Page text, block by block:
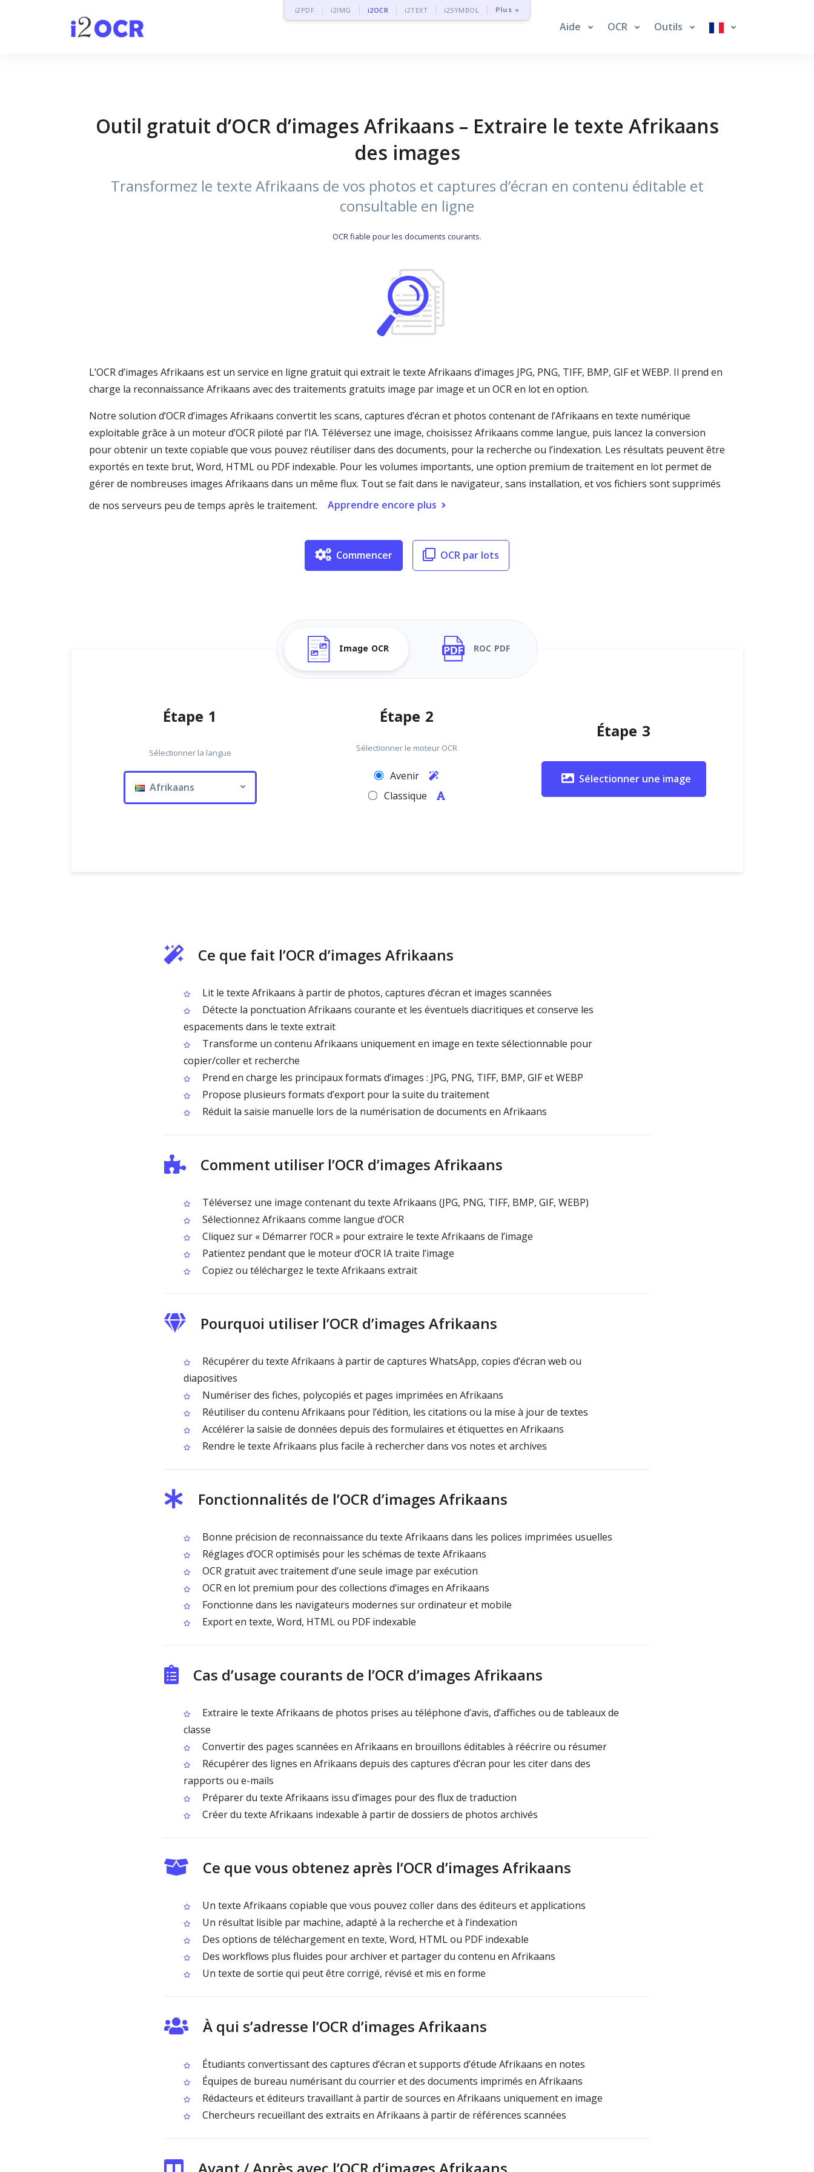
i2PDF i2IMG i2OCR i2TEXT i2SYMBOL Plus »
Aide OCR Outils
Outil gratuit d’OCR d’images Afrikaans – Extraire le texte Afrikaans
des images
Transformez le texte Afrikaans de vos photos et captures d’écran en contenu éditable et
consultable en ligne
OCR fiable pour les documents courants.
L’OCR d’images Afrikaans est un service en ligne gratuit qui extrait le texte Afrikaans d’images JPG, PNG, TIFF, BMP, GIF et WEBP. Il prend en
charge la reconnaissance Afrikaans avec des traitements gratuits image par image et un OCR en lot en option.
Notre solution d’OCR d’images Afrikaans convertit les scans, captures d’écran et photos contenant de l’Afrikaans en texte numérique
exploitable grâce à un moteur d’OCR piloté par l’IA. Téléversez une image, choisissez Afrikaans comme langue, puis lancez la conversion
pour obtenir un texte copiable que vous pouvez réutiliser dans des documents, pour la recherche ou l’indexation. Les résultats peuvent être
exportés en texte brut, Word, HTML ou PDF indexable. Pour les volumes importants, une option premium de traitement en lot permet de
gérer de nombreuses images Afrikaans dans un même flux. Tout se fait dans le navigateur, sans installation, et vos fichiers sont supprimés
de nos serveurs peu de temps après le traitement.
Apprendre encore plus
Commencer OCR par lots
Image OCR ROC PDF
Étape 1
Sélectionner la langue
Afrikaans
Étape 2
Sélectionner le moteur OCR
Avenir
Classique
Étape 3
Sélectionner une image
Ce que fait l’OCR d’images Afrikaans
Lit le texte Afrikaans à partir de photos, captures d’écran et images scannées
Détecte la ponctuation Afrikaans courante et les éventuels diacritiques et conserve les
espacements dans le texte extrait
Transforme un contenu Afrikaans uniquement en image en texte sélectionnable pour
copier/coller et recherche
Prend en charge les principaux formats d’images : JPG, PNG, TIFF, BMP, GIF et WEBP
Propose plusieurs formats d’export pour la suite du traitement
Réduit la saisie manuelle lors de la numérisation de documents en Afrikaans
Comment utiliser l’OCR d’images Afrikaans
Téléversez une image contenant du texte Afrikaans (JPG, PNG, TIFF, BMP, GIF, WEBP)
Sélectionnez Afrikaans comme langue d’OCR
Cliquez sur « Démarrer l’OCR » pour extraire le texte Afrikaans de l’image
Patientez pendant que le moteur d’OCR IA traite l’image
Copiez ou téléchargez le texte Afrikaans extrait
Pourquoi utiliser l’OCR d’images Afrikaans
Récupérer du texte Afrikaans à partir de captures WhatsApp, copies d’écran web ou
diapositives
Numériser des fiches, polycopiés et pages imprimées en Afrikaans
Réutiliser du contenu Afrikaans pour l’édition, les citations ou la mise à jour de textes
Accélérer la saisie de données depuis des formulaires et étiquettes en Afrikaans
Rendre le texte Afrikaans plus facile à rechercher dans vos notes et archives
Fonctionnalités de l’OCR d’images Afrikaans
Bonne précision de reconnaissance du texte Afrikaans dans les polices imprimées usuelles
Réglages d’OCR optimisés pour les schémas de texte Afrikaans
OCR gratuit avec traitement d’une seule image par exécution
OCR en lot premium pour des collections d’images en Afrikaans
Fonctionne dans les navigateurs modernes sur ordinateur et mobile
Export en texte, Word, HTML ou PDF indexable
Cas d’usage courants de l’OCR d’images Afrikaans
Extraire le texte Afrikaans de photos prises au téléphone d’avis, d’affiches ou de tableaux de
classe
Convertir des pages scannées en Afrikaans en brouillons éditables à réécrire ou résumer
Récupérer des lignes en Afrikaans depuis des captures d’écran pour les citer dans des
rapports ou e-mails
Préparer du texte Afrikaans issu d’images pour des flux de traduction
Créer du texte Afrikaans indexable à partir de dossiers de photos archivés
Ce que vous obtenez après l’OCR d’images Afrikaans
Un texte Afrikaans copiable que vous pouvez coller dans des éditeurs et applications
Un résultat lisible par machine, adapté à la recherche et à l’indexation
Des options de téléchargement en texte, Word, HTML ou PDF indexable
Des workflows plus fluides pour archiver et partager du contenu en Afrikaans
Un texte de sortie qui peut être corrigé, révisé et mis en forme
À qui s’adresse l’OCR d’images Afrikaans
Étudiants convertissant des captures d’écran et supports d’étude Afrikaans en notes
Équipes de bureau numérisant du courrier et des documents imprimés en Afrikaans
Rédacteurs et éditeurs travaillant à partir de sources en Afrikaans uniquement en image
Chercheurs recueillant des extraits en Afrikaans à partir de références scannées